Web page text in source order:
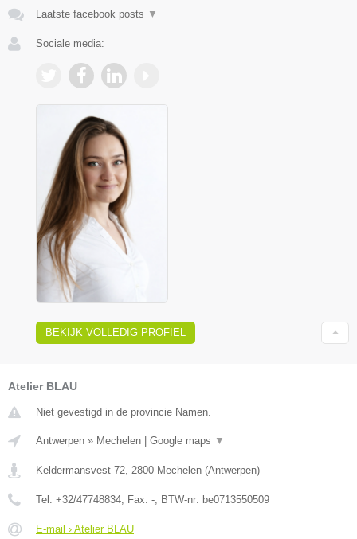
Laatste facebook posts ▼
Sociale media:
BEKIJK VOLLEDIG PROFIEL
Atelier BLAU
Niet gevestigd in de provincie Namen.
Antwerpen » Mechelen | Google maps ▼
Keldermansvest 72 2800 Mechelen (Antwerpen)
Tel: +32/47748834 , Fax: - , BTW-nr: be0713550509
E-mail › Atelier BLAU